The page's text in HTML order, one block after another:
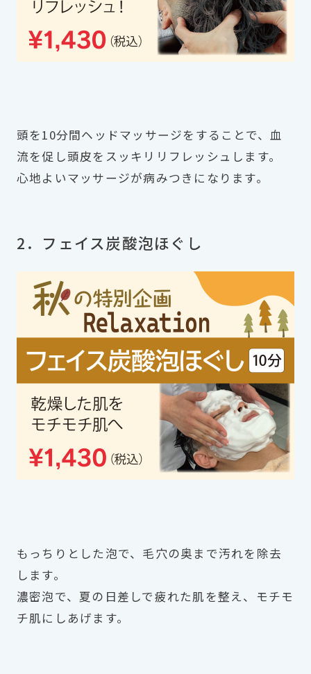
頭を10分間ヘッドマッサージをすることで、血
流を促し頭皮をスッキリリフレッシュします。
心地よいマッサージが病みつきになります。
2．フェイス炭酸泡ほぐし
もっちりとした泡で、毛穴の奥まで汚れを除去
します。
濃密泡で、夏の日差しで疲れた肌を整え、モチモ
チ肌にしあげます。